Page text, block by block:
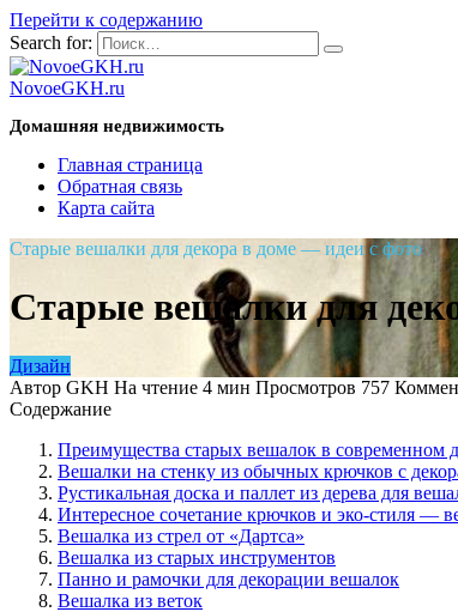
Перейти к содержанию
Search for:
NovoeGKH.ru
Домашняя недвижимость
Главная страница
Обратная связь
Карта сайта
Старые вешалки для декора в доме — идеи с фото
Старые вешалки для
Дизайн
Автор GKH На чтение 4 мин Просмотров 757
Содержание
Преимущества старых вешалок в современном
Вешалки на стенку из обычных крючков с
Рустикальная доска и паллет из дерева для
Интересное сочетание крючков и эко-стиля —
Вешалка из стрел от «Дартса»
Вешалка из старых инструментов
Панно и рамочки для декорации вешалок
Вешалка из веток